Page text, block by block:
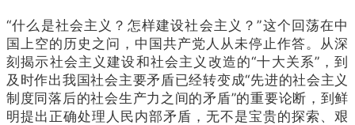
“什么是社会主义？怎样建设社会主义？”这个回荡在中
国上空的历史之问，中国共产党人从未停止作答。从深
刻揭示社会主义建设和社会主义改造的“十大关系”，到
及时作出我国社会主要矛盾已经转变成“先进的社会主义
制度同落后的社会生产力之间的矛盾”的重要论断，到鲜
明提出正确处理人民内部矛盾，无不是宝贵的探索、艰